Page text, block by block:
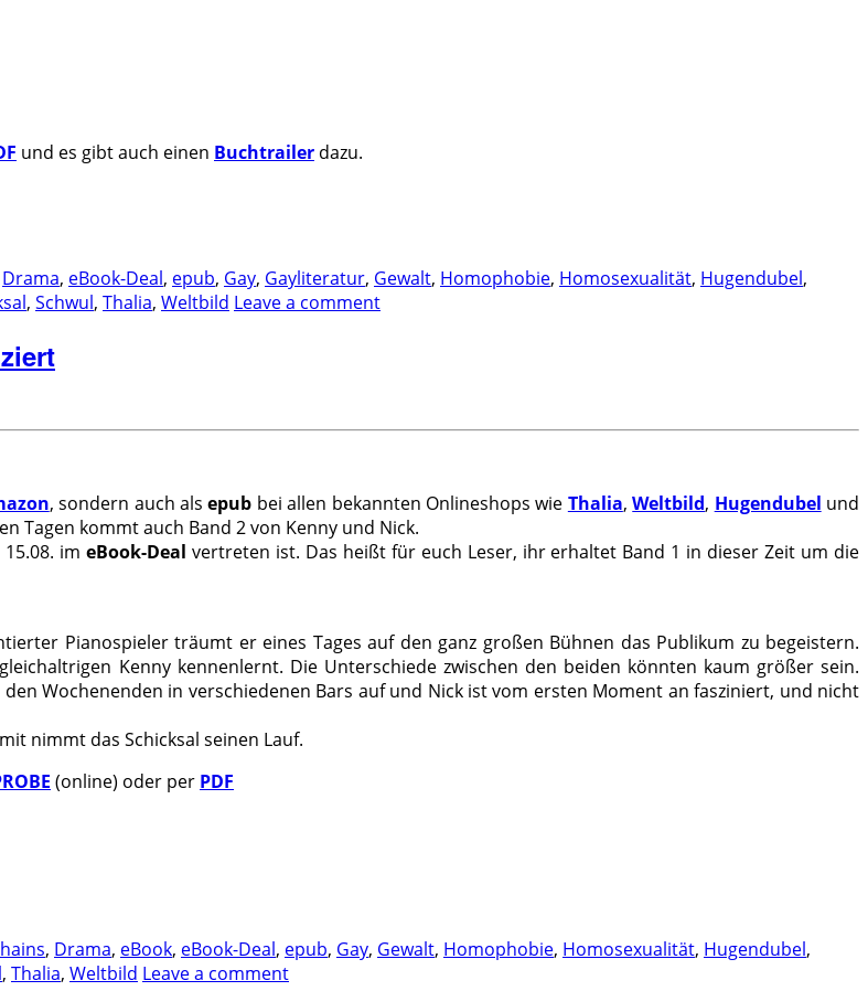
und es gibt auch einen Buchtrailer dazu.
Drama, eBook-Deal, epub, Gay, Gayliteratur, Gewalt, Homophobie, Homosexualität, Hugendubel,
, Schwul, Thalia, Weltbild Leave a comment
, sondern auch alsepub bei allen bekannten Onlineshops wie Thalia,Weltbild, Hugendubel und
Tagen kommt auch Band 2 von Kenny und Nick.
im eBook-Deal vertreten ist. Das heißt für euch Leser, ihr erhaltet Band 1 in dieser Zeit um die
Pianospieler träumt er eines Tages auf den ganz großen Bühnen das Publikum zu begeistern.
Kenny kennenlernt. Die Unterschiede zwischen den beiden könnten kaum größer sein.
Wochenenden in verschiedenen Bars auf und Nick ist vom ersten Moment an fasziniert, und nicht
nimmt das Schicksal seinen Lauf.
(online) oder per PDF
, Drama, eBook, eBook-Deal, epub, Gay, Gewalt, Homophobie, Homosexualität, Hugendubel,
, Thalia, Weltbild Leave a comment